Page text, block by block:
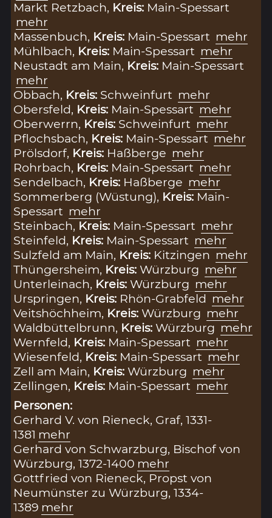
Markt Retzbach, Kreis: Main-Spessart
mehr
Massenbuch, Kreis: Main-Spessart mehr
Mühlbach, Kreis: Main-Spessart mehr
Neustadt am Main, Kreis: Main-Spessart
mehr
Obbach, Kreis: Schweinfurt mehr
Obersfeld, Kreis: Main-Spessart mehr
Oberwerrn, Kreis: Schweinfurt mehr
Pflochsbach, Kreis: Main-Spessart mehr
Prölsdorf, Kreis: Haßberge mehr
Rohrbach, Kreis: Main-Spessart mehr
Sendelbach, Kreis: Haßberge mehr
Sommerberg (Wüstung), Kreis: Main-
Spessart mehr
Steinbach, Kreis: Main-Spessart mehr
Steinfeld, Kreis: Main-Spessart mehr
Sulzfeld am Main, Kreis: Kitzingen mehr
Thüngersheim, Kreis:Würzburg mehr
Unterleinach, Kreis:Würzburg mehr
Urspringen, Kreis: Rhön-Grabfeld mehr
Veitshöchheim, Kreis:Würzburg mehr
Waldbüttelbrunn, Kreis:Würzburg mehr
Wernfeld, Kreis: Main-Spessart mehr
Wiesenfeld, Kreis: Main-Spessart mehr
Zell am Main, Kreis:Würzburg mehr
Zellingen, Kreis: Main-Spessart mehr
Personen:
Gerhard V. von Rieneck, Graf, 1331-
1381 mehr
Gerhard von Schwarzburg, Bischof von
Würzburg, 1372-1400 mehr
Gottfried von Rieneck, Propst von
Neumünster zu Würzburg, 1334-
1389 mehr